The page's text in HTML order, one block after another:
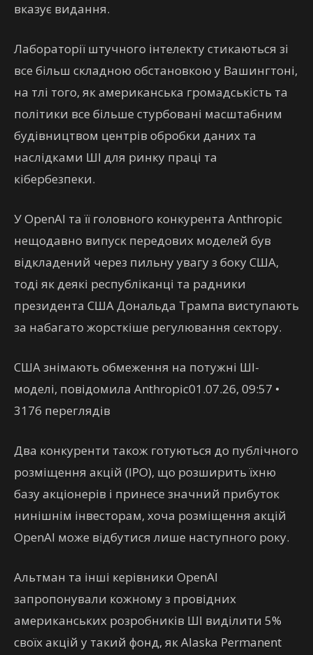
вказує видання.
Лабораторії штучного інтелекту стикаються зі
все більш складною обстановкою у Вашингтоні,
на тлі того, як американська громадськість та
політики все більше стурбовані масштабним
будівництвом центрів обробки даних та
наслідками ШІ для ринку праці та
кібербезпеки.
У OpenAI та її головного конкурента Anthropic
нещодавно випуск передових моделей був
відкладений через пильну увагу з боку США,
тоді як деякі республіканці та радники
президента США Дональда Трампа виступають
за набагато жорсткіше регулювання сектору.
США знімають обмеження на потужні ШІ-
моделі, повідомила Anthropic01.07.26, 09:57 •
3176 переглядiв
Два конкуренти також готуються до публічного
розміщення акцій (IPO), що розширить їхню
базу акціонерів і принесе значний прибуток
нинішнім інвесторам, хоча розміщення акцій
OpenAI може відбутися лише наступного року.
Альтман та інші керівники OpenAI
запропонували кожному з провідних
американських розробників ШІ виділити 5%
своїх акцій у такий фонд, як Alaska Permanent